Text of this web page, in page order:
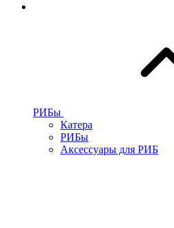
РИБы
Катера
РИБы
Аксессуары для РИБ